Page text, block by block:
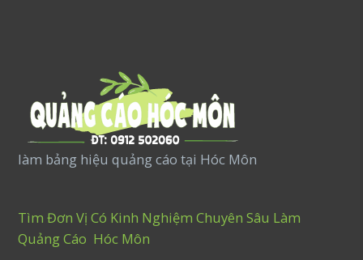
làm bảng hiệu quảng cáo tại Hóc Môn
Tìm Đơn Vị Có Kinh Nghiệm Chuyên Sâu Làm
Quảng Cáo Hóc Môn